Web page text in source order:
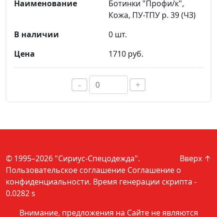
Ботинки "Профи/к",
Кожа, ПУ-ТПУ р. 39 (ЧЗ)
0 шт.
1710 руб.
- +
Вверх ↑
© 1995–2026 "Сириус-Спецодежда".
Пользовательское соглашение Соглашение о
конфиденциальности. Время генерации скрипта -
0.0282 s
Внимание, предложения на Сайте не являются